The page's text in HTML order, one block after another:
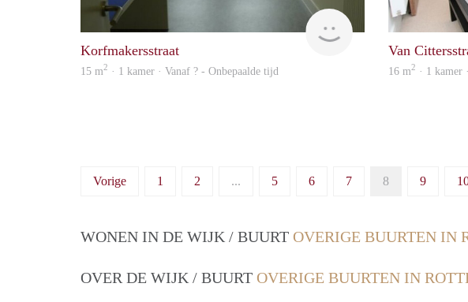
Korfmakersstraat
15 m2 · 1 kamer · Vanaf ? - Onbepaalde tijd
Van
16 m2 · 1 kamer
Vorige 1 2 ... 5 6 7 8 9
WONEN IN DE WIJK / BUURT OVERIGE BUURTEN IN
OVER DE WIJK / BUURT OVERIGE BUURTEN IN